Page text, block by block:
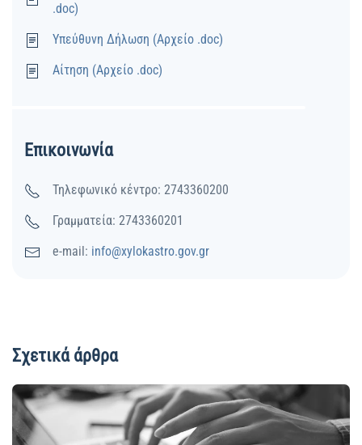
.doc)
Υπεύθυνη Δήλωση (Αρχείο .doc)
Αίτηση (Αρχείο .doc)
Επικοινωνία
Τηλεφωνικό κέντρο: 2743360200
Γραμματεία: 2743360201
e-mail: info@xylokastro.gov.gr
Σχετικά άρθρα